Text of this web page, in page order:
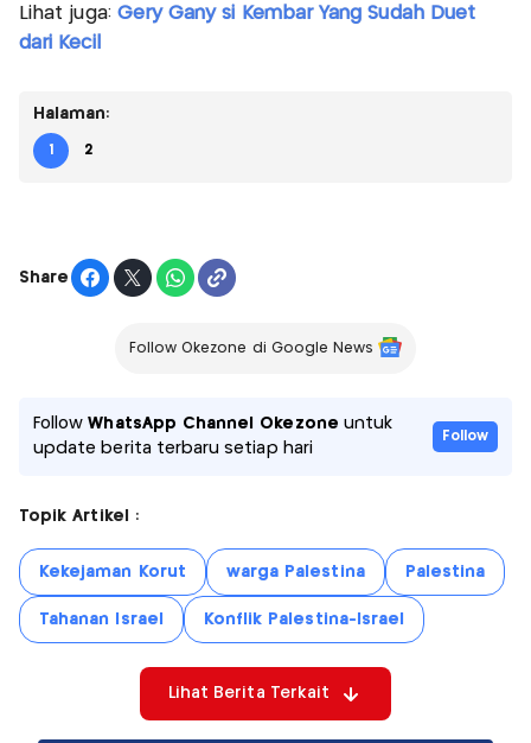
Lihat juga: Gery Gany si Kembar Yang Sudah Duet
dari Kecil
Halaman:
1 2
Share
Follow Okezone di Google News
FollowWhatsApp Channel Okezone untuk
update berita terbaru setiap hari
Follow
Topik Artikel :
Kekejaman Korut warga Palestina Palestina
Tahanan Israel Konflik Palestina-Israel
Lihat Berita Terkait